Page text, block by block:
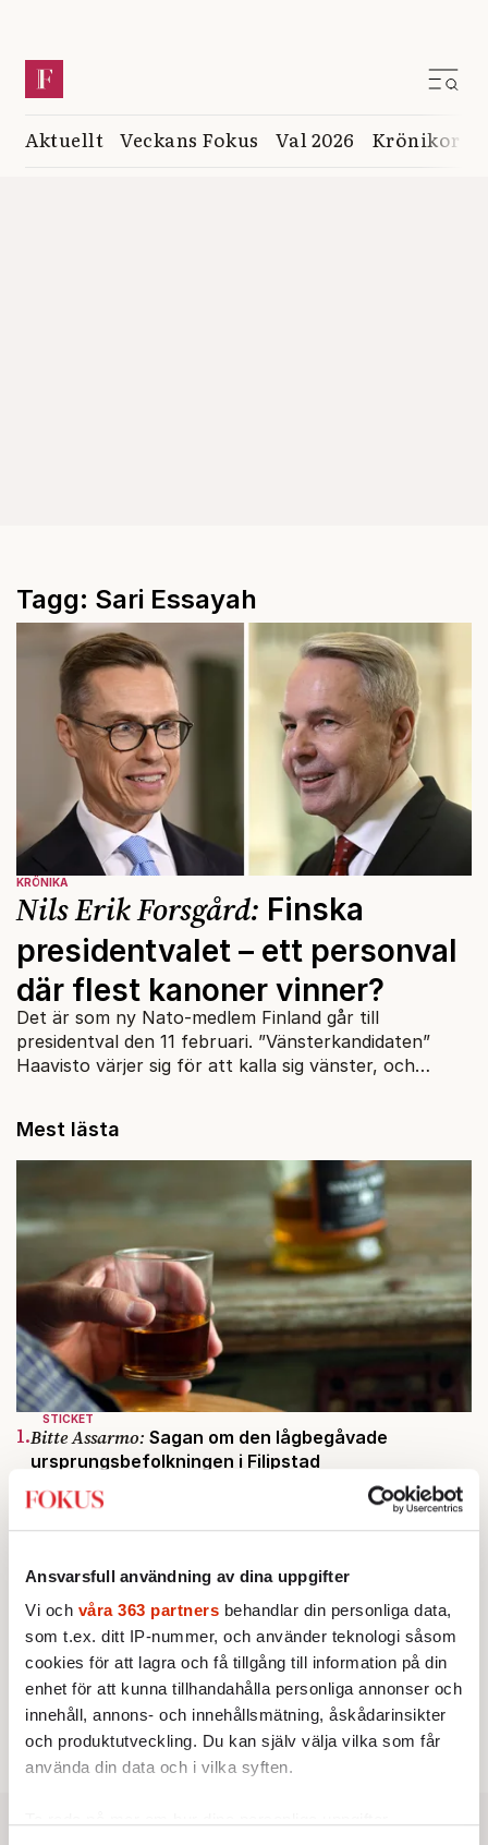
Ansvarsfull användning av dina uppgifter
Vi och våra 363 partners behandlar din personliga data,
som t.ex. ditt IP-nummer, och använder teknologi såsom
cookies för att lagra och få tillgång till information på din
enhet för att kunna tillhandahålla personliga annonser och
innehåll, annons- och innehållsmätning, åskådarinsikter
och produktutveckling. Du kan själv välja vilka som får
använda din data och i vilka syften.
Aktuellt Veckans Fokus Val 2026 Krönikor
Tagg: Sari Essayah
KRÖNIKA
Nils Erik Forsgård: Finska
presidentvalet – ett personval
där flest kanoner vinner?
Det är som ny Nato-medlem Finland går till
presidentval den 11 februari. ”Vänsterkandidaten”
Haavisto värjer sig för att kalla sig vänster, och
Mest lästa
STICKET
1.Bitte Assarmo: Sagan om den lågbegåvade
ursprungsbefolkningen i Filipstad
2.Sakine Madon:
Efter islamistdådet oroar sig
UTRIKES
4. Därför liknar Putin både tsaren och Stalin
Av: Bengt Jangfeldt
KRÖNIKA
5. Frans Wachtmeister:
Ja, AC är ett hot mot den
franska civilisationen
STICKET
6.Johan Romin:Varför ställs aldrig dessa frågor?